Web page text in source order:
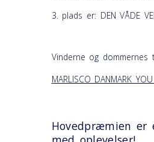
3. plads er: DEN VÅDE
Vinderne og
MARLISCO DANMARK
Hovedpræmien er